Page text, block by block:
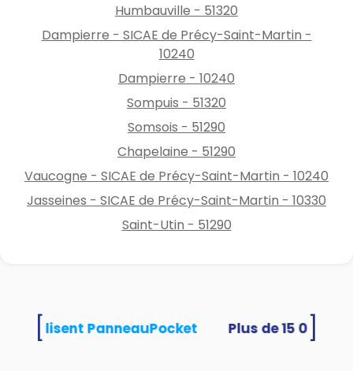
Humbauville - 51320
Dampierre - SICAE de Précy-Saint-Martin -
10240
Dampierre - 10240
Sompuis - 51320
Somsois - 51290
Chapelaine - 51290
Vaucogne - SICAE de Précy-Saint-Martin - 10240
Jasseines - SICAE de Précy-Saint-Martin - 10330
Saint-Utin - 51290
utilisent PanneauPocket